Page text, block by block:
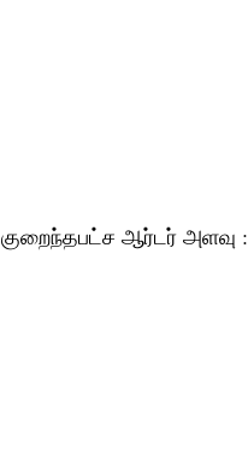
குறைந்தபட்ச ஆர்டர் அளவு :